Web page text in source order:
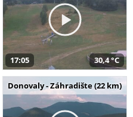
17:05 30,4 °C
Donovaly - Záhradište (22 km)